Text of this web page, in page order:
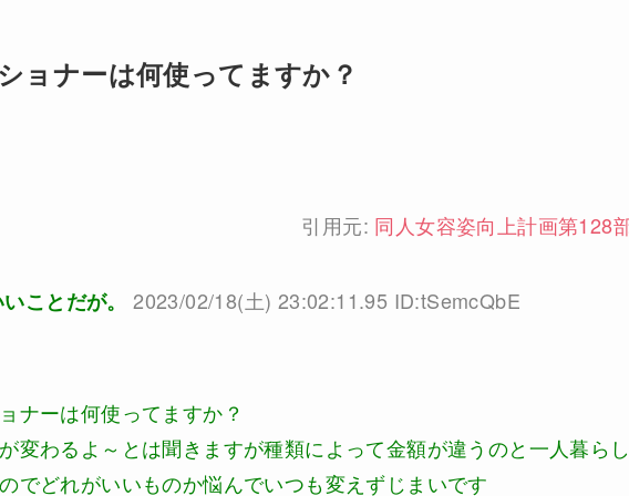
ョナーは何使ってますか？
引用元: 同人女容姿向上計画第128
ことだが。 2023/02/18(土) 23:02:11.95 ID:tSemcQbE
ナーは何使ってますか？
変わるよ～とは聞きますが種類によって金額が違うのと一人暮ら
でどれがいいものか悩んでいつも変えずじまいです